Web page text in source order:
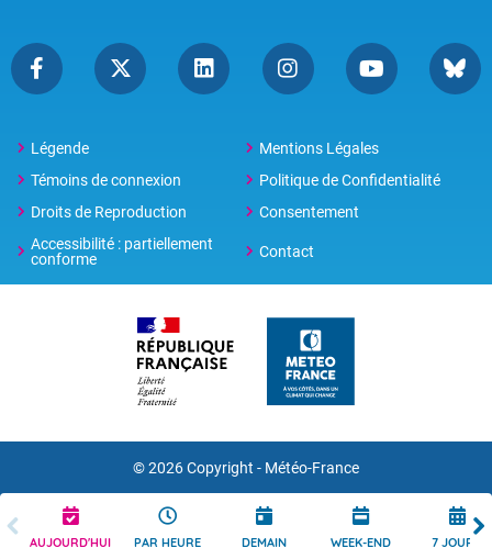
AUJOURD'HUI PAR HEURE DEMAIN WEEK-END 7 JOURS
Légende
Mentions Légales
Témoins de connexion
Politique de Confidentialité
Droits de Reproduction
Consentement
Accessibilité : partiellement
conforme
Contact
© 2026 Copyright - Météo-France